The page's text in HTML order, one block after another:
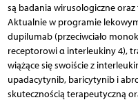
są badania wirusologiczne
Aktualnie w programie
dupilumab (przeciwciało
receptorowi α interleukiny 4),
wiążące się swoiście z
upadacytynib, baricytynib i
skutecznością terapeutyczną